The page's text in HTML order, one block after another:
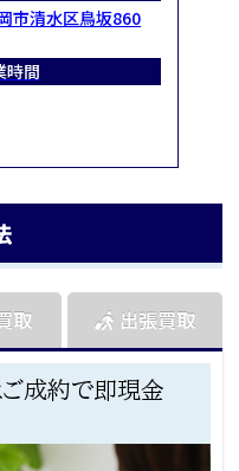
市清水区鳥坂860
時間
成約で即現金
取 出張買取